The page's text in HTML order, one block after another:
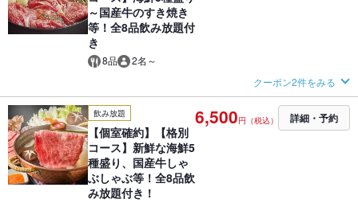
～国産牛のすき焼き
等！全8品飲み放題付
き
8品 2名～
クーポン2件をみる
飲み放題
【個室確約】【格別
コース】新鮮な海鮮5
種盛り、国産牛しゃ
ぶしゃぶ等！全8品飲
み放題付き！
6,500円（税込） 詳細・予約